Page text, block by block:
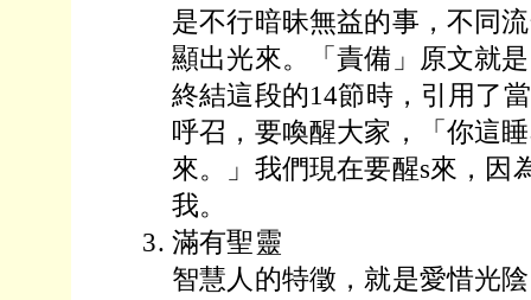
是不行暗昧無益的事，不同
顯出光來。「責備」原文就
終結這段的14節時，引用了
呼召，要喚醒大家，「你這
來。」我們現在要醒s來，因
我。
滿有聖靈
智慧人的特徵，就是愛惜光